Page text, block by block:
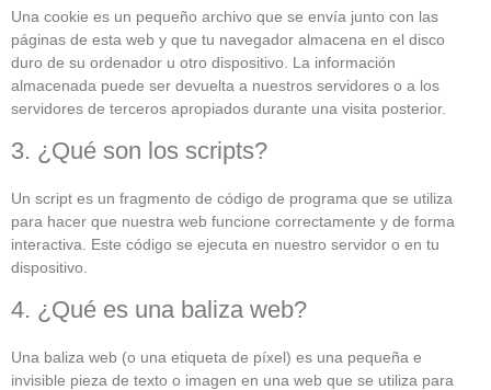
Una cookie es un pequeño archivo que se envía junto con las
páginas de esta web y que tu navegador almacena en el disco
duro de su ordenador u otro dispositivo. La información
almacenada puede ser devuelta a nuestros servidores o a los
servidores de terceros apropiados durante una visita posterior.
3. ¿Qué son los scripts?
Un script es un fragmento de código de programa que se utiliza
para hacer que nuestra web funcione correctamente y de forma
interactiva. Este código se ejecuta en nuestro servidor o en tu
dispositivo.
4. ¿Qué es una baliza web?
Una baliza web (o una etiqueta de píxel) es una pequeña e
invisible pieza de texto o imagen en una web que se utiliza para